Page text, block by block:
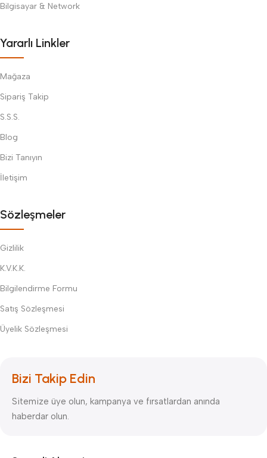
Bilgisayar & Network
Yararlı Linkler
Mağaza
Sipariş Takip
S.S.S.
Blog
Bizi Tanıyın
İletişim
Sözleşmeler
Gizlilik
K.V.K.K.
Bilgilendirme Formu
Satış Sözleşmesi
Üyelik Sözleşmesi
Bizi Takip Edin
Sitemize üye olun, kampanya ve fırsatlardan anında
haberdar olun.